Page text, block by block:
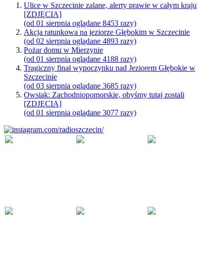
Ulice w Szczecinie zalane, alerty prawie w całym kraju
[ZDJĘCIA]
(od 01 sierpnia oglądane 8453 razy)
Akcja ratunkowa na jeziorze Głębokim w Szczecinie
(od 02 sierpnia oglądane 4893 razy)
Pożar domu w Mierzynie
(od 01 sierpnia oglądane 4188 razy)
Tragiczny finał wypoczynku nad Jeziorem Głębokie w
Szczecinie
(od 03 sierpnia oglądane 3685 razy)
Owsiak: Zachodniopomorskie, obyśmy tutaj zostali
[ZDJĘCIA]
(od 01 sierpnia oglądane 3077 razy)